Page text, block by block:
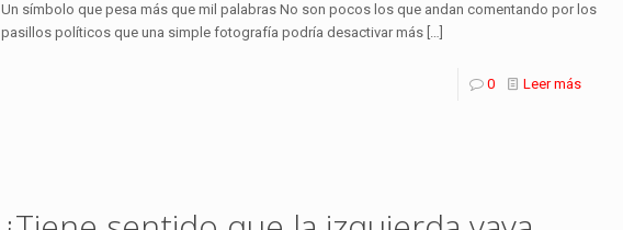
Un símbolo que pesa más que mil palabras No son pocos los que andan comentando por los
pasillos políticos que una simple fotografía podría desactivar más […]
0 Leer más